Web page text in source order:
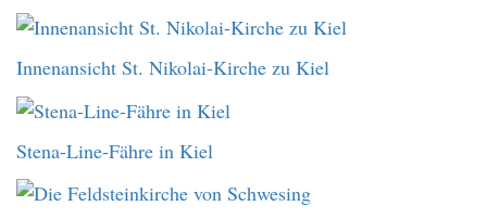
Innenansicht St. Nikolai-Kirche zu Kiel
Stena-Line-Fähre in Kiel